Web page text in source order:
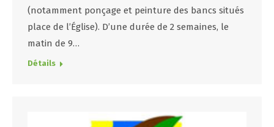
(notamment ponçage et peinture des bancs situés
place de l’Église). D’une durée de 2 semaines, le
matin de 9…
Détails